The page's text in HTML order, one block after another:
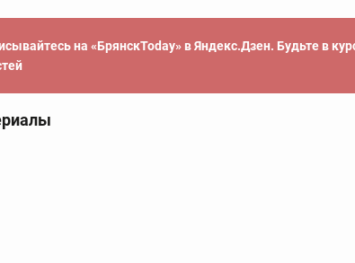
на «БрянскToday» в Яндекс.Дзен. Будьте в